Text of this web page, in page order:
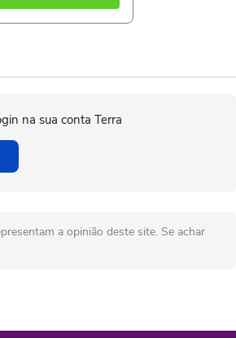
na sua conta Terra
a opinião deste site. Se achar